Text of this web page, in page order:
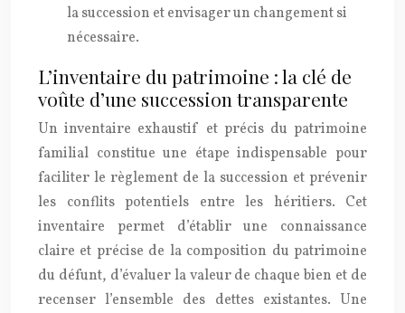
la succession et envisager un changement si
nécessaire.
L’inventaire du patrimoine : la clé de
voûte d’une succession transparente
Un inventaire exhaustif et précis du patrimoine
familial constitue une étape indispensable pour
faciliter le règlement de la succession et prévenir
les conflits potentiels entre les héritiers. Cet
inventaire permet d’établir une connaissance
claire et précise de la composition du patrimoine
du défunt, d’évaluer la valeur de chaque bien et de
recenser l’ensemble des dettes existantes. Une